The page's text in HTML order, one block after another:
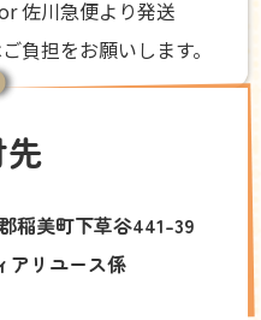
佐川急便より発送
負担をお願いします。
稲美町下草谷441-39
リユース係